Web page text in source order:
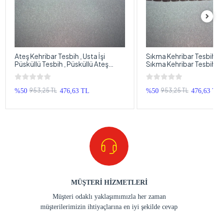
Ateş Kehribar Tesbih , Usta İşi
Püsküllü Tesbih , Püsküllü Ateş
Kehribar Tespih
%50 953,25 TL 476,63 TL
Sıkma Kehribar Tesbih
Sıkma Kehribar
Sıkma Kehribar Tespih
%50 953,25 TL 476,63
MÜŞTERİ HİZMETLERİ
Müşteri odaklı yaklaşımımızla her zaman
müşterilerimizin ihtiyaçlarına en iyi şekilde cevap